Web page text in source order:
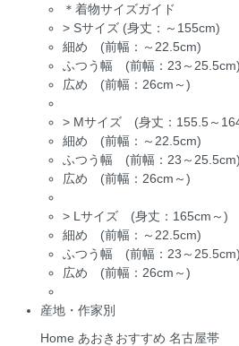
＊着物サイズガイド
> Sサイズ (身丈：～155cm)
細め (前幅：～22.5cm)
ふつう幅 (前幅：23～25.5cm)
広め (前幅：26cm～)
> Mサイズ (身丈：155.5～
細め (前幅：～22.5cm)
ふつう幅 (前幅：23～25.5cm)
広め (前幅：26cm～)
> Lサイズ (身丈：165cm～)
細め (前幅：～22.5cm)
ふつう幅 (前幅：23～25.5cm)
広め (前幅：26cm～)
産地・作家別
Home あおきおすすめ 名古屋帯